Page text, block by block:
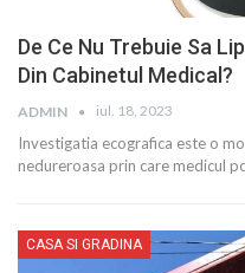
De Ce Nu Trebuie Sa
Din Cabinetul Medical?
ADMIN iul. 18, 2023
Investigatia ecografica este o
nedureroasa prin care medicul
CASA SI GRADINA